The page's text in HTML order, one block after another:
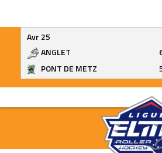
Avr 25
ANGLET
PONT DE METZ
content